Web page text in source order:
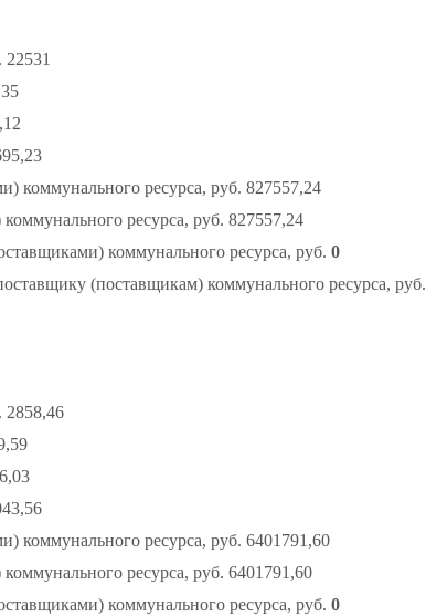
коммунального ресурса, руб. 827557,24
ресурса, руб. 827557,24
коммунального ресурса, руб. 0
(поставщикам) коммунального ресурса, руб.
2858,46
коммунального ресурса, руб. 6401791,60
ресурса, руб. 6401791,60
коммунального ресурса, руб. 0